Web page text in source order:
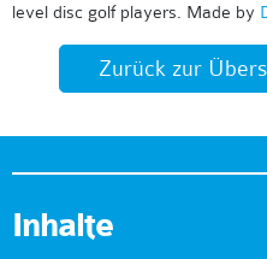
level disc golf players. Made by
Zurück zur
Inhalte